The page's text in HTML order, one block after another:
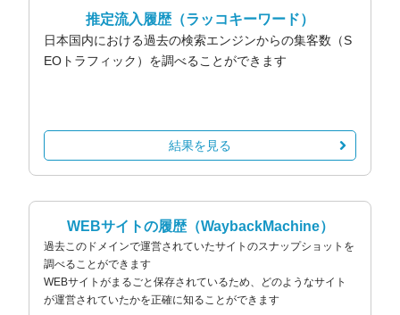
推定流入履歴（ラッコキーワード）
日本国内における過去の検索エンジンからの集客数（S
EOトラフィック）を調べることができます
結果を見る
WEBサイトの履歴（WaybackMachine）
過去このドメインで運営されていたサイトのスナップショットを
調べることができます
WEBサイトがまるごと保存されているため、どのようなサイト
が運営されていたかを正確に知ることができます